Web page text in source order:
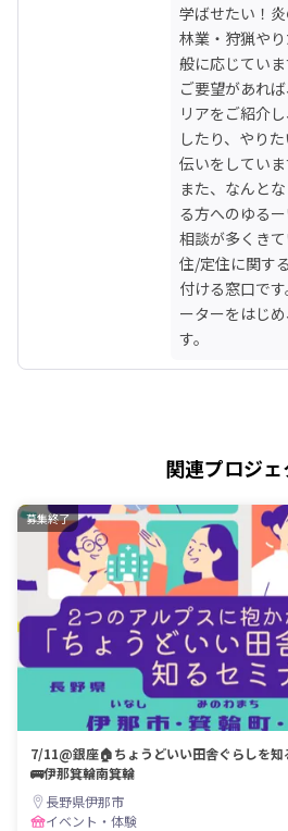
学ばせたい！
林業・狩猟や
般に応じていま
ご要望があれ
リアをご紹介
したり、やり
伝いをしていま
また、なんと
る方へのゆるー
相談が多くき
住/定住に関す
付ける窓口で
ーターをはじ
す。
関連プロジェ
募集終了
7/11@銀座🏠ちょうどいい田舎ぐらしを
🚌伊那箕輪南箕輪
長野県伊那市
イベント・体験